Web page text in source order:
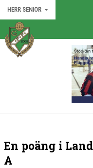
HERR SENIOR
HEM
DOKUMENT
En poäng i
A